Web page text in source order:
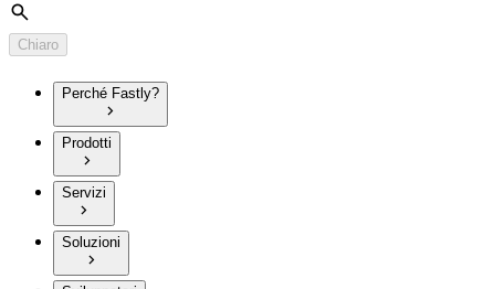
Cerca
Chiaro
Perché Fastly?
Prodotti
Servizi
Soluzioni